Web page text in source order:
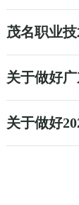
茂名职业
关于做好
关于做好